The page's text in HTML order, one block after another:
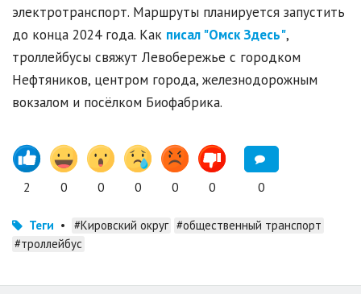
электротранспорт. Маршруты планируется запустить
до конца 2024 года. Как писал "Омск Здесь",
троллейбусы свяжут Левобережье с городком
Нефтяников, центром города, железнодорожным
вокзалом и посёлком Биофабрика.
2 0 0 0 0 0 0
Теги • #Кировский округ #общественный транспорт
#троллейбус